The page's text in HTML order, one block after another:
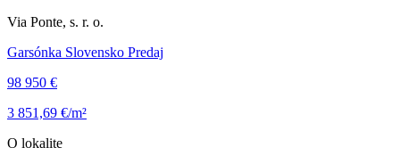
Via Ponte, s. r. o.
Garsónka Slovensko Predaj
98 950 €
3 851,69 €/m²
O lokalite